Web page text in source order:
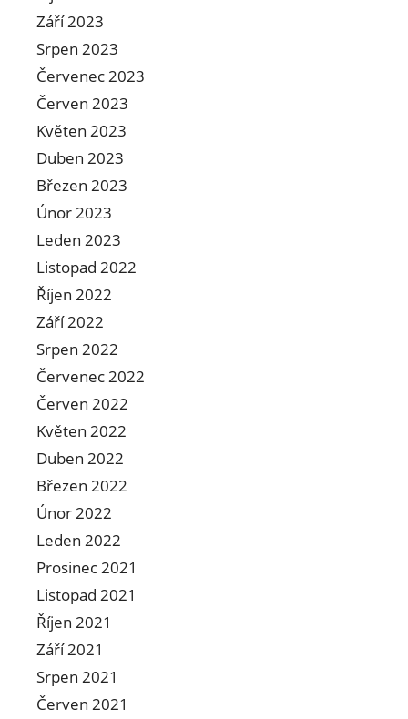
Září 2023
Srpen 2023
Červenec 2023
Červen 2023
Květen 2023
Duben 2023
Březen 2023
Únor 2023
Leden 2023
Listopad 2022
Říjen 2022
Září 2022
Srpen 2022
Červenec 2022
Červen 2022
Květen 2022
Duben 2022
Březen 2022
Únor 2022
Leden 2022
Prosinec 2021
Listopad 2021
Říjen 2021
Září 2021
Srpen 2021
Červen 2021